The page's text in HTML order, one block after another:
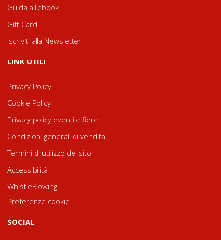
Guida all'ebook
Gift Card
Iscriviti alla Newsletter
LINK UTILI
Privacy Policy
Cookie Policy
Privacy policy eventi e fiere
Condizioni generali di vendita
Termini di utilizzo del sito
Accessibilità
WhistleBlowing
Preferenze cookie
SOCIAL